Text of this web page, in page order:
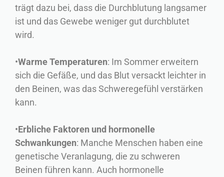
trägt dazu bei, dass die Durchblutung langsamer
ist und das Gewebe weniger gut durchblutet
wird.
•Warme Temperaturen: Im Sommer erweitern
sich die Gefäße, und das Blut versackt leichter in
den Beinen, was das Schweregefühl verstärken
kann.
•Erbliche Faktoren und hormonelle
Schwankungen: Manche Menschen haben eine
genetische Veranlagung, die zu schweren
Beinen führen kann. Auch hormonelle